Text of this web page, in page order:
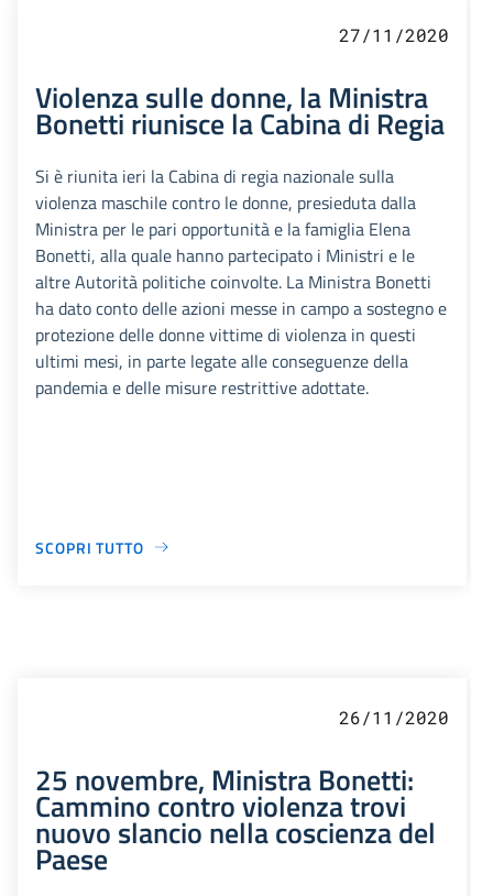
27/11/2020
Violenza sulle donne, la Ministra
Bonetti riunisce la Cabina di Regia
Si è riunita ieri la Cabina di regia nazionale sulla
violenza maschile contro le donne, presieduta dalla
Ministra per le pari opportunità e la famiglia Elena
Bonetti, alla quale hanno partecipato i Ministri e le
altre Autorità politiche coinvolte. La Ministra Bonetti
ha dato conto delle azioni messe in campo a sostegno e
protezione delle donne vittime di violenza in questi
ultimi mesi, in parte legate alle conseguenze della
pandemia e delle misure restrittive adottate.
SCOPRI TUTTO
26/11/2020
25 novembre, Ministra Bonetti:
Cammino contro violenza trovi
nuovo slancio nella coscienza del
Paese